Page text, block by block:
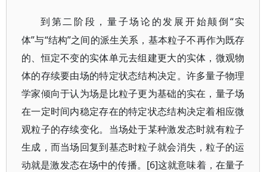
到第二阶段，量子场论的发展开始颠倒 “实
体”与“结构”之间的派生关系，基本粒子不再作为既存
的、恒定不变的实体单元去组建更大的实体，微观物
体的存续要由场的特定状态结构决定。许多量子物理
学家倾向于认为场是比粒子更为基础的实在，量子场
在一定时间内稳定存在的特定状态结构决定着相应微
观粒子的存续变化。当场处于某种激发态时就有粒子
生成，而当场回复到基态时粒子就会消失，粒子的运
动就是激发态在场中的传播。[6]这就意味着，在量子